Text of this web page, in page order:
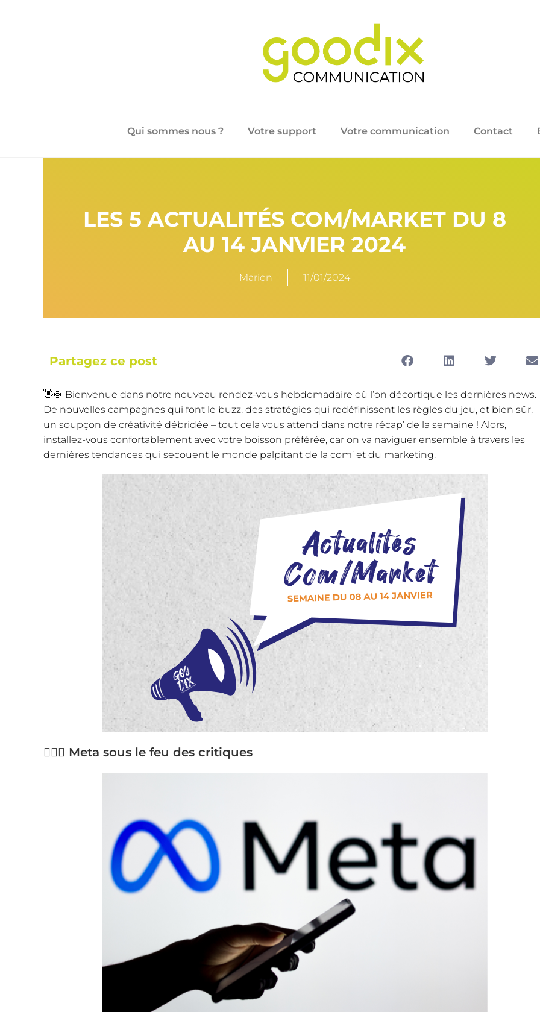
Qui sommes nous ? Votre support Votre communication Contact
LES 5 ACTUALITÉS COM/MARKET DU 8
AU 14 JANVIER 2024
Marion 11/01/2024
Partagez ce post
👋🏻 Bienvenue dans notre nouveau rendez-vous hebdomadaire où l’on décortique les dernières news.
De nouvelles campagnes qui font le buzz, des stratégies qui redéfinissent les règles du jeu, et bien sûr,
un soupçon de créativité débridée – tout cela vous attend dans notre récap’ de la semaine ! Alors,
installez-vous confortablement avec votre boisson préférée, car on va naviguer ensemble à travers les
dernières tendances qui secouent le monde palpitant de la com’ et du marketing.
👨🏻‍⚖️ Meta sous le feu des critiques